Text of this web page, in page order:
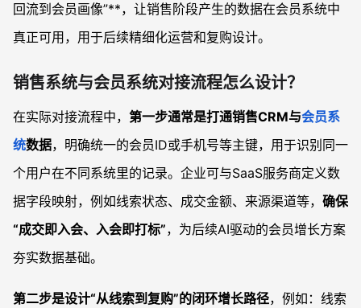
回流到会员画像”**，让销售阶段产生的数据在会员系统中
真正可用，用于后续精细化运营和复购设计。
销售系统与会员系统对接流程怎么设计？
在实际对接流程中， 第一步通常是打通销售CRM与会员系
统数据，明确统一的会员ID或手机号等主键，用于识别同一
个用户在不同系统里的记录。企业可与SaaS服务商定义数
据字段映射，例如线索状态、成交金额、来源渠道等， 确保
“成交即入会、入会即打标”，为后续AI驱动的会员增长方案
夯实数据基础。
第二步是设计“从线索到复购”的闭环增长路径，例如：线索